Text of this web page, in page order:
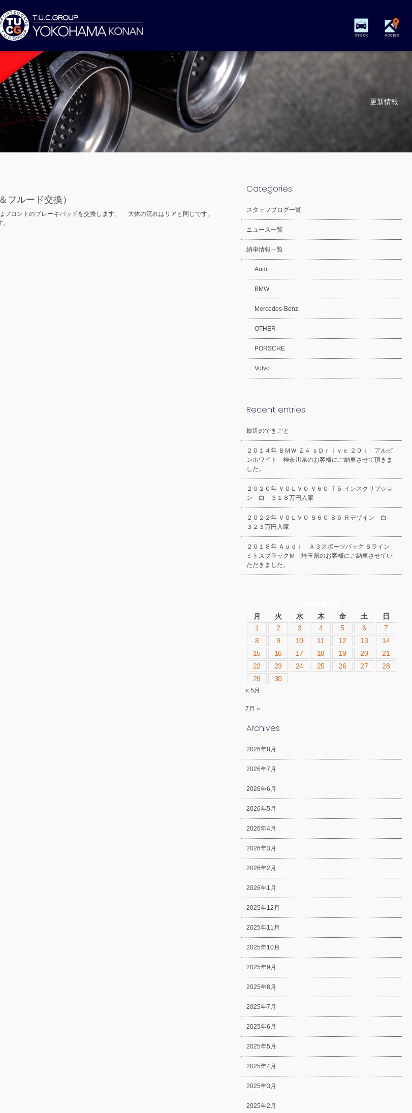
STOCK ACCESS
更新情報
フルード交換）
ロントのブレーキパッドを交換します。 大体の流れはリアと同じです。
Categories
スタッフブログ一覧
ニュース一覧
納車情報一覧
Audi
BMW
Mercedes-Benz
OTHER
PORSCHE
Volvo
Recent entries
最近のできごと
２０１４年 ＢＭＷ Ｚ４ ｓＤｒｉｖｅ ２０ｉ アルピ
ンホワイト 神奈川県のお客様にご納車させて頂きま
した。
２０２０年 ＶＯＬＶＯ Ｖ６０ Ｔ５ インスクリプショ
ン 白 ３１８万円入庫
２０２２年 ＶＯＬＶＯ Ｓ６０ Ｂ５ Ｒデザイン 白
３２３万円入庫
２０１８年 Ａｕｄｉ Ａ３スポーツバック Ｓライン
ミトスブラックＭ 埼玉県のお客様にご納車させてい
ただきました。
月
火 水 木 金 土
日
1
2 3 4 5 6
7
8
9 10 11 12 13
14
15
16 17 18 19 20
21
22
23 24 25 26 27
28
29
30
« 5月
7月 »
Archives
2026年8月
2026年7月
2026年6月
2026年5月
2026年4月
2026年3月
2026年2月
2026年1月
2025年12月
2025年11月
2025年10月
2025年9月
2025年8月
2025年7月
2025年6月
2025年5月
2025年4月
2025年3月
2025年2月